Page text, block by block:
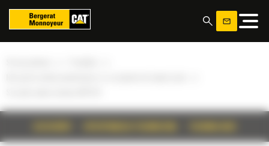
Panel zarządzania plikami cookies